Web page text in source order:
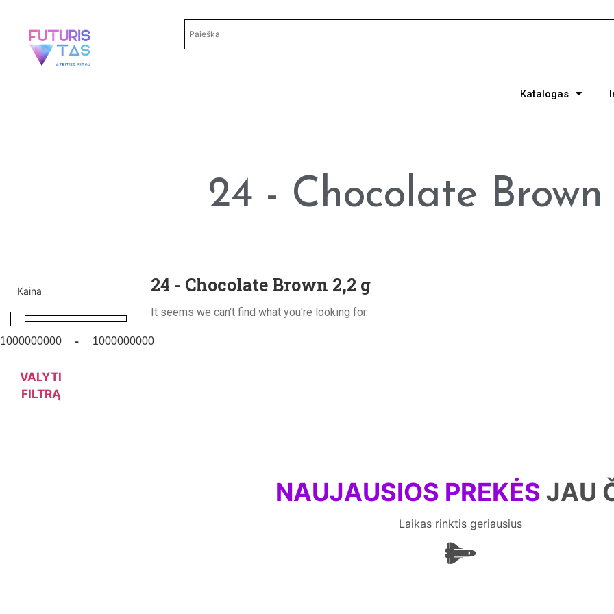
Katalogas
24 - Chocolate Brown
Kaina
-
VALYTI
FILTRĄ
24 - Chocolate Brown 2,2 g
It seems we can't find what you're looking for.
NAUJAUSIOS PREKĖS JAU
Laikas rinktis geriausius